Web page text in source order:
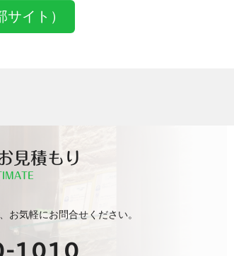
イト）
見積もり
お気軽にお問合せください。
1010